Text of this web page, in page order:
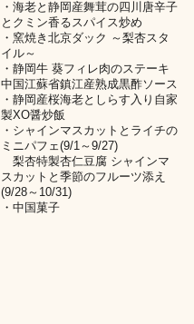
・海老と静岡産舞茸の四川唐辛子
とクミン香るスパイス炒め
・窯焼き北京ダック ～梨杏スタ
イル～
・静岡牛 葵フィレ肉のステーキ
中国江蘇省鎮江産熟成黒酢ソース
・静岡産桜海老としらす入り自家
製XO醤炒飯
・シャインマスカットとライチの
ミニパフェ(9/1～9/27)
梨杏特製杏仁豆腐 シャインマ
スカットと季節のフルーツ添え
(9/28～10/31)
・中国菓子